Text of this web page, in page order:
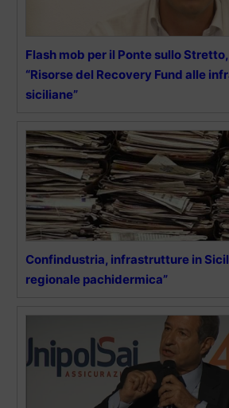
Flash mob per il Ponte sullo
“Risorse del Recovery Fund alle
siciliane”
Confindustria, infrastrutture in
regionale pachidermica”